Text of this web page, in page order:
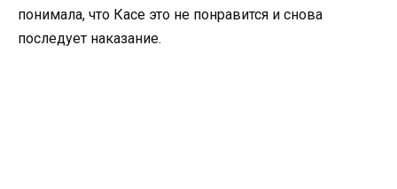
понимала, что Касе это не понравится и снова
последует наказание.